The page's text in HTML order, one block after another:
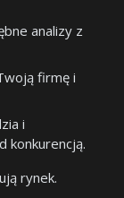
analizy z
firmę i
i
konkurencją.
rynek.